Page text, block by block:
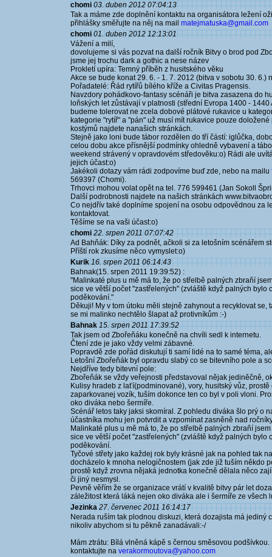
chomi 03. duben 2012 07:04:13
Tak a máme zde doplnění kontaktu na organisátora ležení
přihlášky směřujte na něj na mail matejmatuska@gmail.com
chomi 01. duben 2012 12:13:01
Vážení a milí,
dovolujeme si vás pozvat na další ročník Bitvy o brod pod
jsme jej trochu dark a gothic a nese název
Prokletí upíra: Temný příběh z husitského věku
Akce se bude konat 29. 6. - 1. 7. 2012 (bitva v sobotu 30.
Pořadatelé: Řád rytířů bílého kříže a Civitas Pragensis.
Navzdory pohádkovo-fantasy scénáři je bitva zasazena do
loňských let zůstávají v platnosti (střední Evropa 1400 -
budeme tolerovat ne zcela dobové plátové rukavice u
kategorie "rytíř" a "pán" už musí mít rukavice pouze
kostýmů najdete nanašich stránkách.
Stejně jako loni bude tábor rozdělen do tří částí: iglůčka,
celou dobu akce přísnější podmínky ohledně vybavení a
weekend strávený v opravdovém středověku:o) Rádi ale
jejich účast:o)
Jakékoli dotazy vám rádi zodpovíme buď zde, nebo na mailu
569397 (Chomi).
Trhovci mohou volat opět na tel. 776 599461 (Jan Sokoll
Další podrobnosti najdete na našich stránkách
Co nejdřív také doplníme spojení na osobu odpovědnou za
kontaktovat.
Těšíme se na vaši účast:o)
chomi 22. srpen 2011 07:07:42
Ad Bahňák: Díky za podnět, ačkoli si za letošním scénářem
Příští rok zkusíme něco vymyslet:o)
Kurik 16. srpen 2011 06:14:43
Bahnak(15. srpen 2011 19:39:52) :
"Malinkaté plus u mě má to, že po střelbě palných zbraňí
sice ve větší počet "zastřelených" (zvláště když palných
poděkování."
Děkuji! My v tom útoku měli stejně zahynout a recyklovat
se mi malinko nechtělo šlapat až protivníkům :-)
Bahnak 15. srpen 2011 17:39:52
Tak jsem od Zbořeňáku konečně na chvíli sedl k internetu.
Čtení zde je jako vždy velmi zábavné.
Popravdě zde pořád diskutují ti samí lidé na to samé téma,
Letošní Zbořeňák byl opravdu slabý co se bitevního pole a
Nejdříve tedy bitevní pole:
Zbořeňák se vždy veřejnosti představoval nějak jediněčně,
Kulisy hradeb z laťí(podminované), vory, husitský vůz,
zaparkovanej vozík, tuším dokonce ten co byl v poli vloni.
oko diváka nebo šermíře.
Scénář letos taky jaksi skomíral. Z pohledu diváka šlo prý o
účastníka mohu jen potvrdit a vzpomínat zasněně nad
Malinkaté plus u mě má to, že po střelbě palných zbraňí
sice ve větší počet "zastřelených" (zvláště když palných
poděkování.
Tyčové střety jako každej rok byly krásné jak na pohled tak
docházelo k mnoha nelogičnostem (jak zde již tuším někdo
prostě když zrovna nějaká jednotka konečně dělala něco
či jiný nesmysl.
Pevně věřím že se organizace vrátí v kvalitě bitvy pár let
záležitost která láká nejen oko diváka ale i šermíře ze všech
Jezinka 27. červenec 2011 16:14:17
Nerada ruším tak plodnou diskuzi, která dozajista má jediný
nikoliv abychom si tu pěkně zanadávali:-/
Mám ztrátu: Bílá vlněná kápě s černou směsovou
kontaktujte na verakormoutova@yahoo.com